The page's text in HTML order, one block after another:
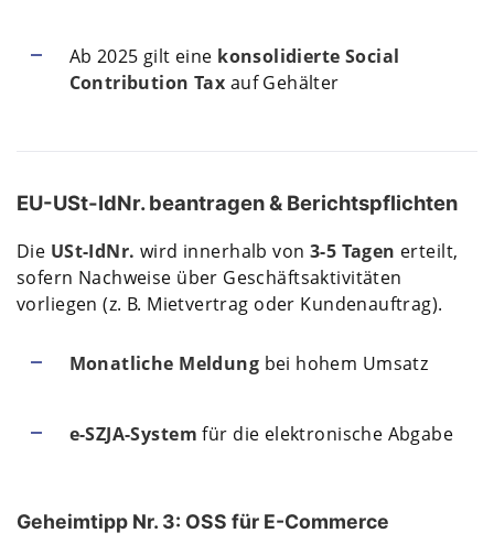
Ab 2025 gilt eine konsolidierte Social
Contribution Tax auf Gehälter
EU-USt-IdNr. beantragen & Berichtspflichten
Die USt-IdNr. wird innerhalb von 3-5 Tagen erteilt,
sofern Nachweise über Geschäftsaktivitäten
vorliegen (z. B. Mietvertrag oder Kundenauftrag).
Monatliche Meldung bei hohem Umsatz
e-SZJA-System für die elektronische Abgabe
Geheimtipp Nr. 3: OSS für E-Commerce